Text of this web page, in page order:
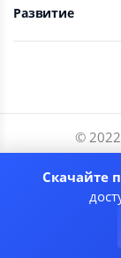
Развитие
©
Разработчики
Соглашение
Скачайте